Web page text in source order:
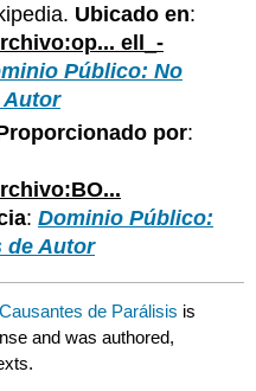
Ubicado en:
ell_-
Público: No
Autor
por:
:Dominio Público:
de Autor
de Parálisis is
and was authored,